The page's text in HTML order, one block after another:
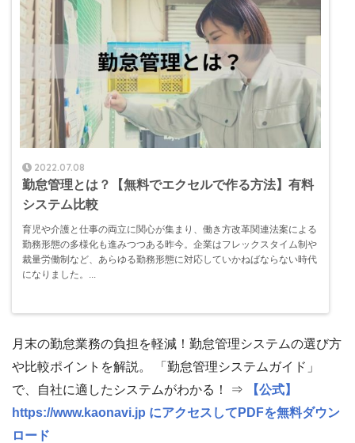
2022.07.08
勤怠管理とは？【無料でエクセルで作る方法】有料
システム比較
育児や介護と仕事の両立に関心が集まり、働き方改革関連法案による
勤務形態の多様化も進みつつある昨今。企業はフレックスタイム制や
裁量労働制など、あらゆる勤務形態に対応していかねばならない時代
になりました。...
月末の勤怠業務の負担を軽減！勤怠管理システムの選び方
や比較ポイントを解説。 「勤怠管理システムガイド」
で、自社に適したシステムがわかる！ ⇒
【公式】
https://www.kaonavi.jp にアクセスしてPDFを無料ダウン
ロード